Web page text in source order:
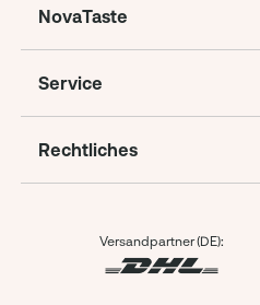
NovaTaste
Service
Rechtliches
Versandpartner (DE):